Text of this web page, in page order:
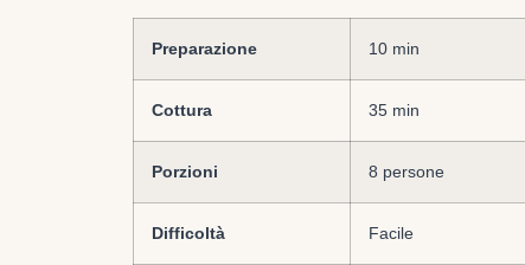
Preparazione 10 min
Cottura 35 min
Porzioni 8 persone
Difficoltà Facile